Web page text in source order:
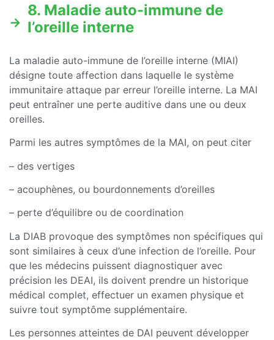
8. Maladie auto-immune de
l’oreille interne
La maladie auto-immune de l’oreille interne (MIAI)
désigne toute affection dans laquelle le système
immunitaire attaque par erreur l’oreille interne. La MAI
peut entraîner une perte auditive dans une ou deux
oreilles.
Parmi les autres symptômes de la MAI, on peut citer
– des vertiges
– acouphènes, ou bourdonnements d’oreilles
– perte d’équilibre ou de coordination
La DIAB provoque des symptômes non spécifiques qui
sont similaires à ceux d’une infection de l’oreille. Pour
que les médecins puissent diagnostiquer avec
précision les DEAI, ils doivent prendre un historique
médical complet, effectuer un examen physique et
suivre tout symptôme supplémentaire.
Les personnes atteintes de DAI peuvent développer